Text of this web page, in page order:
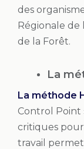
des
Régionale de
de la Forêt.
La
La méthode
Control Point
critiques
travail